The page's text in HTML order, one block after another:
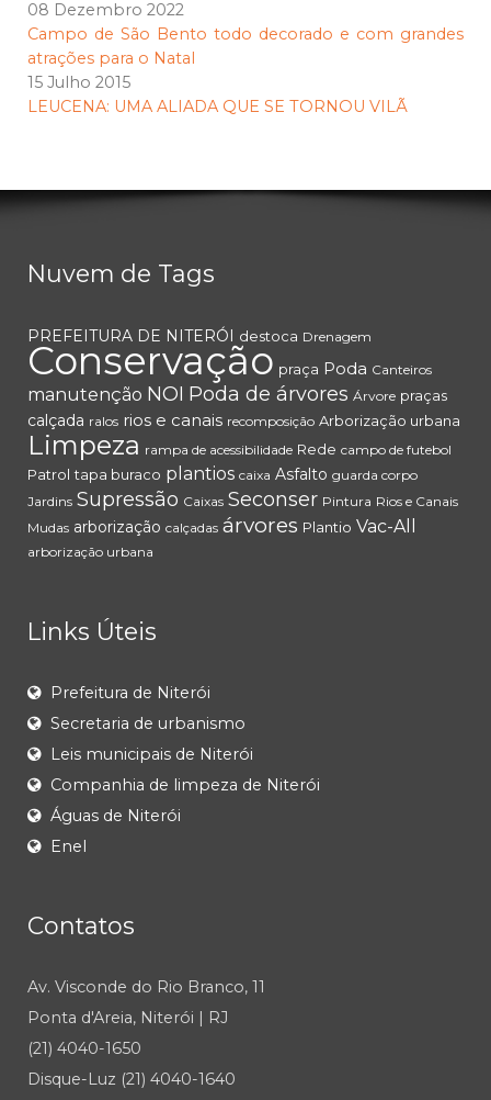
08 Dezembro 2022
Campo de São Bento todo decorado e com grandes
atrações para o Natal
15 Julho 2015
LEUCENA: UMA ALIADA QUE SE TORNOU VILÃ
Nuvem de Tags
PREFEITURA DE NITERÓI destoca Drenagem
Conservação praça Poda Canteiros
manutenção NOI Poda de árvores Árvore praças
calçada ralos rios e canais recomposição Arborização urbana
Limpeza rampa de acessibilidade Rede campo de futebol
Patrol tapa buraco plantios caixa Asfalto guarda corpo
Jardins Supressão Caixas Seconser Pintura Rios e Canais
Mudas arborização calçadas árvores Plantio Vac-All
arborização urbana
Links Úteis
Prefeitura de Niterói
Secretaria de urbanismo
Leis municipais de Niterói
Companhia de limpeza de Niterói
Águas de Niterói
Enel
Contatos
Av. Visconde do Rio Branco, 11
Ponta d'Areia, Niterói | RJ
(21) 4040-1650
Disque-Luz (21) 4040-1640